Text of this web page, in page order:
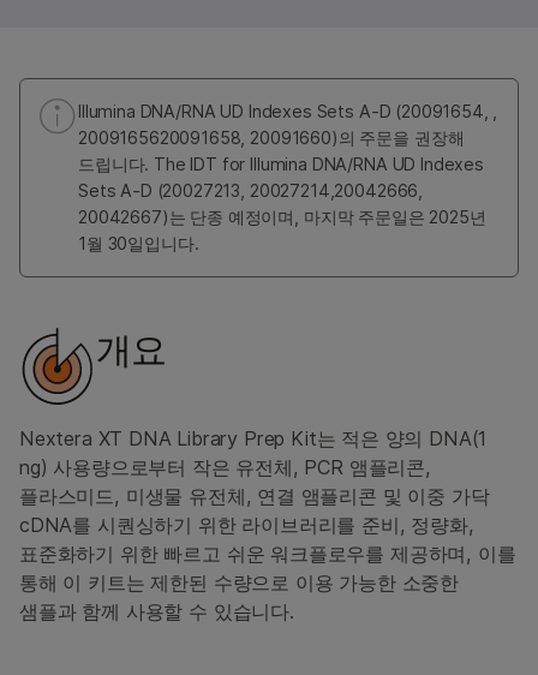
Illumina DNA/RNA UD Indexes Sets A-D (20091654, ,
2009165620091658, 20091660)의 주문을 권장해
드립니다. The IDT for Illumina DNA/RNA UD Indexes
Sets A-D (20027213, 20027214,20042666,
20042667)는 단종 예정이며, 마지막 주문일은 2025년
1월 30일입니다.
개요
Nextera XT DNA Library Prep Kit는 적은 양의 DNA(1
ng) 사용량으로부터 작은 유전체, PCR 앰플리콘,
플라스미드, 미생물 유전체, 연결 앰플리콘 및 이중 가닥
cDNA를 시퀀싱하기 위한 라이브러리를 준비, 정량화,
표준화하기 위한 빠르고 쉬운 워크플로우를 제공하며, 이를
통해 이 키트는 제한된 수량으로 이용 가능한 소중한
샘플과 함께 사용할 수 있습니다.